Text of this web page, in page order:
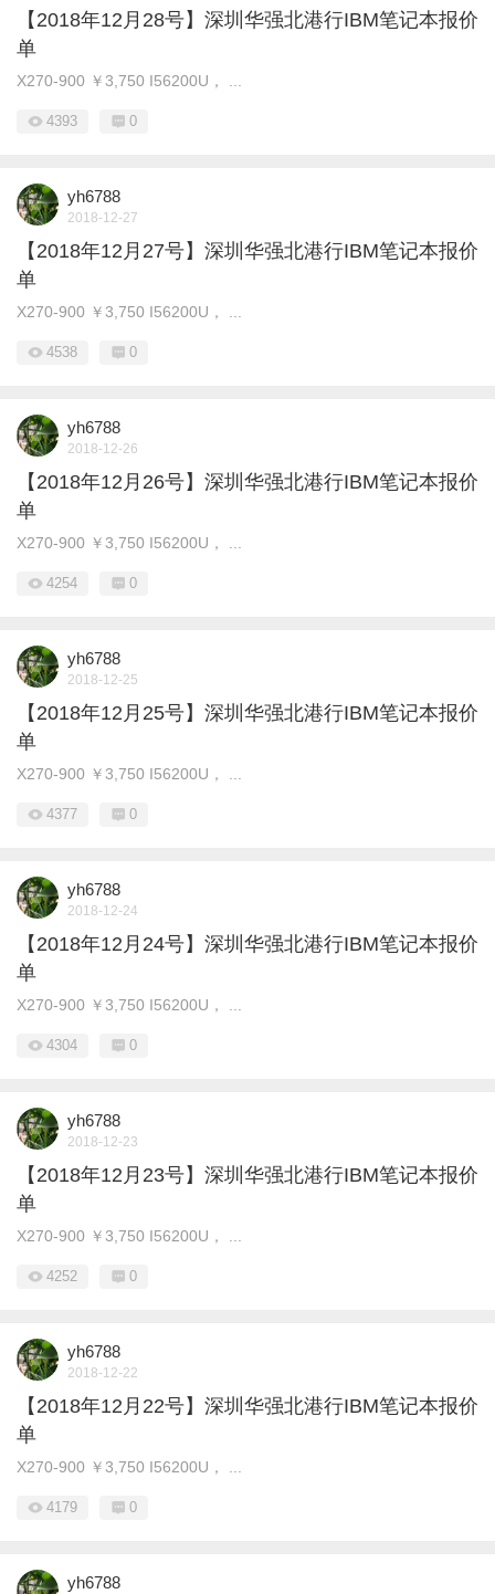
【2018年12月28号】深圳华强北港行IBM笔记本报价
单
X270-900 ￥3,750 I56200U， ...
4393 0
yh6788
2018-12-27
【2018年12月27号】深圳华强北港行IBM笔记本报价
单
X270-900 ￥3,750 I56200U， ...
4538 0
yh6788
2018-12-26
【2018年12月26号】深圳华强北港行IBM笔记本报价
单
X270-900 ￥3,750 I56200U， ...
4254 0
yh6788
2018-12-25
【2018年12月25号】深圳华强北港行IBM笔记本报价
单
X270-900 ￥3,750 I56200U， ...
4377 0
yh6788
2018-12-24
【2018年12月24号】深圳华强北港行IBM笔记本报价
单
X270-900 ￥3,750 I56200U， ...
4304 0
yh6788
2018-12-23
【2018年12月23号】深圳华强北港行IBM笔记本报价
单
X270-900 ￥3,750 I56200U， ...
4252 0
yh6788
2018-12-22
【2018年12月22号】深圳华强北港行IBM笔记本报价
单
X270-900 ￥3,750 I56200U， ...
4179 0
yh6788